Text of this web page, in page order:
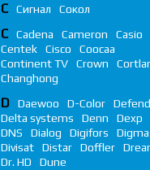
С Сигнал Сокол
C Cadena Cameron
Casio
Centek
Cisco
Coocaa
Continent TV
Crown
Changhong
D Daewoo D-Color
Delta systems
Denn
Dexp
DNS
Dialog Digifors
Digma
Divisat
Distar Doffler
Dr. HD
Dune